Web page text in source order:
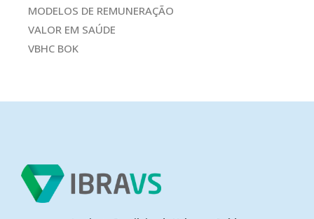
MODELOS DE REMUNERAÇÃO
VALOR EM SAÚDE
VBHC BOK